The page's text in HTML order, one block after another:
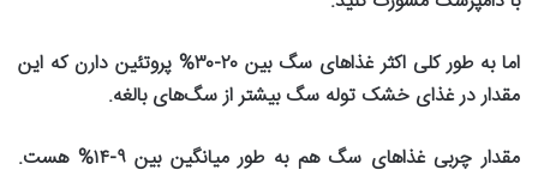
اما به طور کلی اکثر غذاهای سگ بین ۲۰-۳۰%
پروتئین دارن که این
مقدار در غذای خشک توله‌ سگ بیشتر از سگ‌های بالغه.
مقدار چربی غذاهای سگ هم به طور میانگین بین۹-۱۴%
هست.